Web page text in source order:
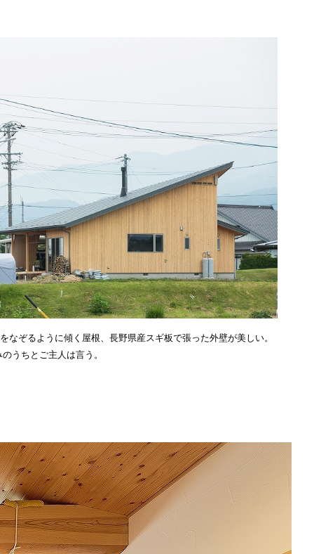
なぞるように傾く屋根、長野県産スギ板で張った外壁が美しい。
うちとご主人は言う。